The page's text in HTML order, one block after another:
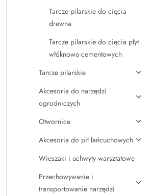
Tarcze pilarskie do cięcia
drewna
Tarcze pilarskie do cięcia płyt
włóknowo-cementowych
Tarcze pilarskie
Akcesoria do narzędzi
ogrodniczych
Otwornice
Akcesoria do pił łańcuchowych
Wieszaki i uchwyty warsztatowe
Przechowywanie i
transportowanie narzędzi